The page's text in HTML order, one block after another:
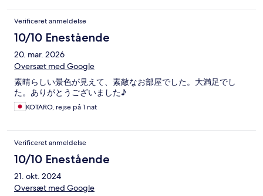
Verificeret anmeldelse
10/10 Enestående
20. mar. 2026
Oversæt med Google
素晴らしい景色が見えて、素敵なお部屋でした。大満足でし
た。ありがとうございました♪
KOTARO, rejse på 1 nat
Verificeret anmeldelse
10/10 Enestående
21. okt. 2024
Oversæt med Google